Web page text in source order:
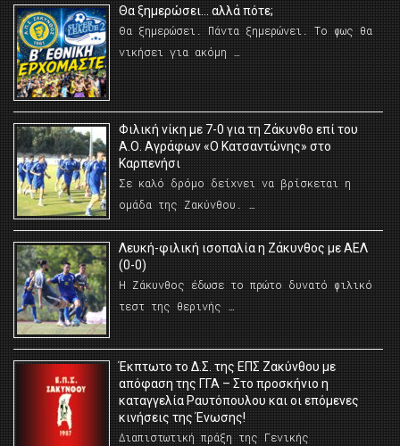
Θα ξημερώσει… αλλά πότε;
Θα ξημερώσει. Πάντα ξημερώνει. Το φως θα
νικήσει για ακόμη …
Φιλική νίκη με 7-0 για τη Ζάκυνθο επί του
Α.Ο. Αγράφων «Ο Κατσαντώνης» στο
Καρπενήσι
Σε καλό δρόμο δείχνει να βρίσκεται η
ομάδα της Ζακύνθου. …
Λευκή-φιλική ισοπαλία η Ζάκυνθος με ΑΕΛ
(0-0)
Η Ζάκυνθος έδωσε το πρώτο δυνατό φιλικό
τεστ της θερινής …
Έκπτωτο το Δ.Σ. της ΕΠΣ Ζακύνθου με
απόφαση της ΓΓΑ – Στο προσκήνιο η
καταγγελία Ραυτόπουλου και οι επόμενες
κινήσεις της Ένωσης!
Διαπιστωτική πράξη της Γενικής